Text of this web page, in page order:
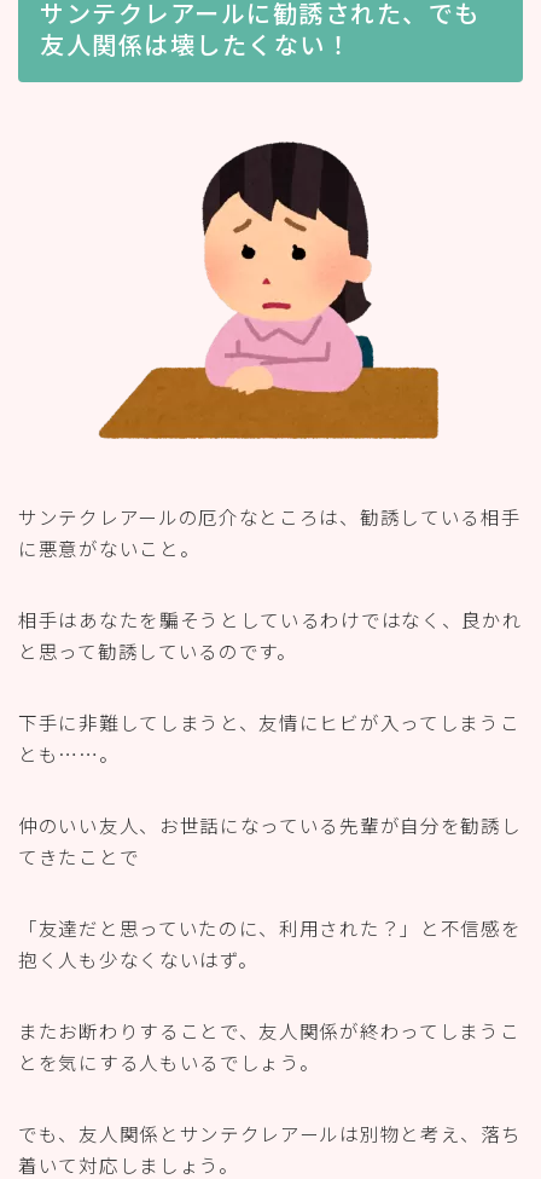
サンテクレアールに勧誘された、でも
友人関係は壊したくない！
サンテクレアールの厄介なところは、勧誘している相手
に悪意がないこと。
相手はあなたを騙そうとしているわけではなく、良かれ
と思って勧誘しているのです。
下手に非難してしまうと、友情にヒビが入ってしまうこ
とも……。
仲のいい友人、お世話になっている先輩が自分を勧誘し
てきたことで
「友達だと思っていたのに、利用された？」と不信感を
抱く人も少なくないはず。
またお断わりすることで、友人関係が終わってしまうこ
とを気にする人もいるでしょう。
でも、友人関係とサンテクレアールは別物と考え、落ち
着いて対応しましょう。